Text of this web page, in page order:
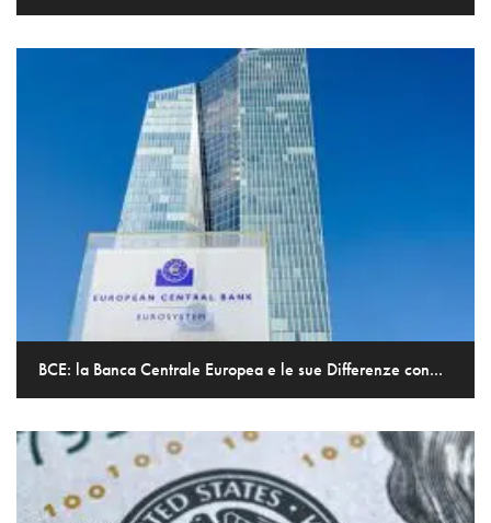
BCE: la Banca Centrale Europea e le sue Differenze con...